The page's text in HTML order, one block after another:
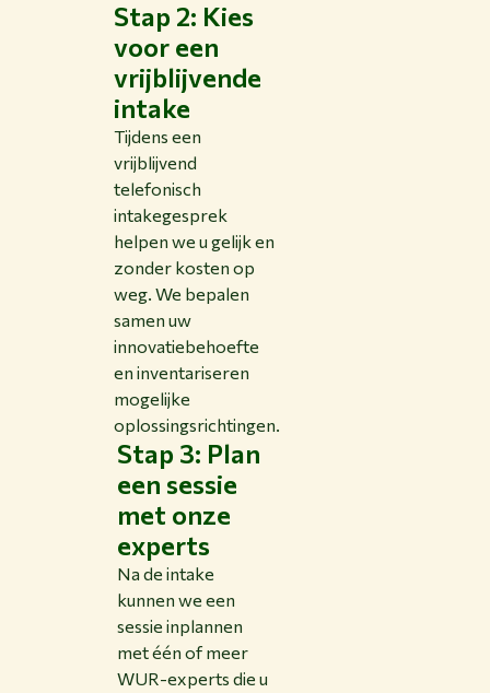
Stap 2: Kies
voor een
vrijblijvende
intake
Tijdens een
vrijblijvend
telefonisch
intakegesprek
helpen we u gelijk en
zonder kosten op
weg. We bepalen
samen uw
innovatiebehoefte
en inventariseren
mogelijke
oplossingsrichtingen.
Stap 3: Plan
een sessie
met onze
experts
Na de intake
kunnen we een
sessie inplannen
met één of meer
WUR-experts die u